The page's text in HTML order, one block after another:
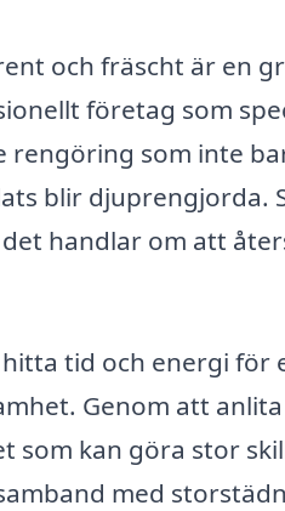
och fräscht är en
företag som
rengöring som inte
blir djuprengjorda.
handlar om att
tid och energi
Genom att
som kan göra stor
med